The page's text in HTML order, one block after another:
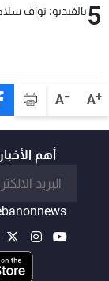
A+
A-
5بالفيديو: نواف
أهم